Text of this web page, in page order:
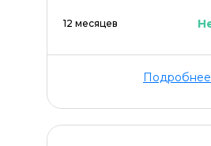
12 месяцев
Подробнее